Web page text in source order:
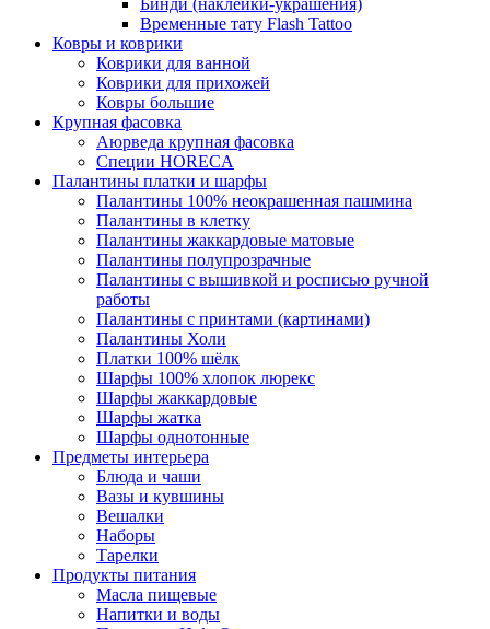
Бинди (наклейки-украшения)
Временные тату Flash Tattoo
Ковры и коврики
Коврики для ванной
Коврики для прихожей
Ковры большие
Крупная фасовка
Аюрведа крупная фасовка
Специи HORECA
Палантины платки и шарфы
Палантины 100% неокрашенная пашмина
Палантины в клетку
Палантины жаккардовые матовые
Палантины полупрозрачные
Палантины с вышивкой и росписью ручной
работы
Палантины с принтами (картинами)
Палантины Холи
Платки 100% шёлк
Шарфы 100% хлопок люрекс
Шарфы жаккардовые
Шарфы жатка
Шарфы однотонные
Предметы интерьера
Блюда и чаши
Вазы и кувшины
Вешалки
Наборы
Тарелки
Продукты питания
Масла пищевые
Напитки и воды